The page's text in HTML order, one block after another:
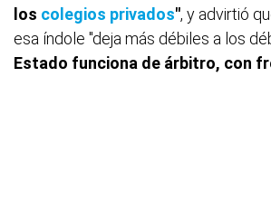
los colegios privados", y advirtió
esa índole "deja más débiles a los
Estado funciona de árbitro, con